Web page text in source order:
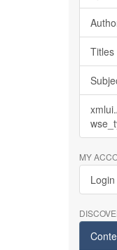
Titles
MY
Login